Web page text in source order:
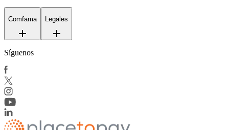
Comfama Legales
Síguenos